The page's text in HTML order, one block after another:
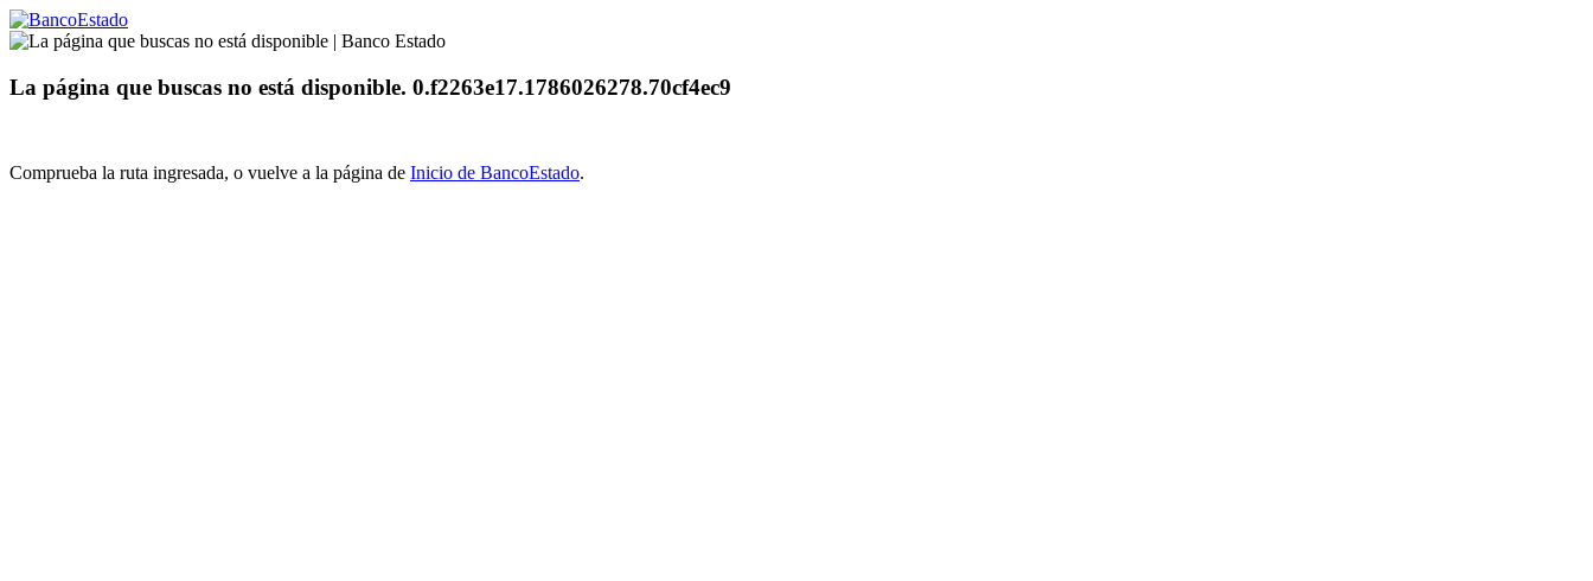
La página que buscas no está disponible. 0.f2263e17.1786026278.70cf4ec9
Comprueba la ruta ingresada, o vuelve a la página de Inicio de BancoEstado.